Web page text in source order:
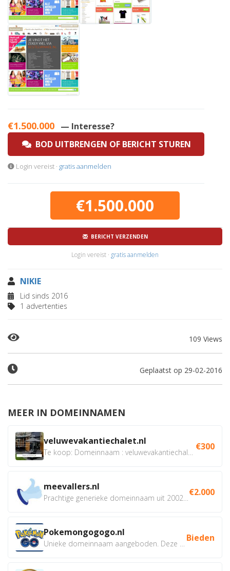
€1.500.000 — Interesse?
BOD UITBRENGEN OF BERICHT STUREN
Login vereist · gratis aanmelden
€1.500.000
BERICHT VERZENDEN
Login vereist · gratis aanmelden
NIKIE
Lid sinds 2016
1 advertenties
109 Views
Geplaatst op 29-02-2016
MEER IN DOMEINNAMEN
veluwevakantiechalet.nl €300
meevallers.nl €2.000
Pokemongogogo.nl Bieden